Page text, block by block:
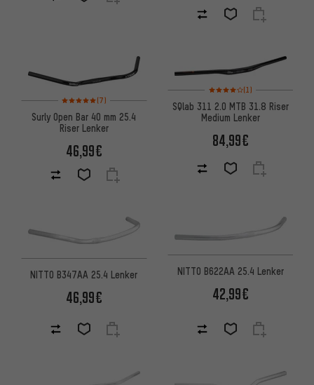
Bewertungen: 5 von 5 basierend auf 7 Bewertungen
(7)
Surly Open Bar 40 mm 25.4
Riser Lenker
46,99€
Bewertungen: 4 von 5
(1)
SQlab 311 2.0 MTB 31.8 Riser
Medium Lenker
84,99€
NITTO B347AA 25.4 Lenker
46,99€
NITTO B622AA 25.4 Lenker
42,99€